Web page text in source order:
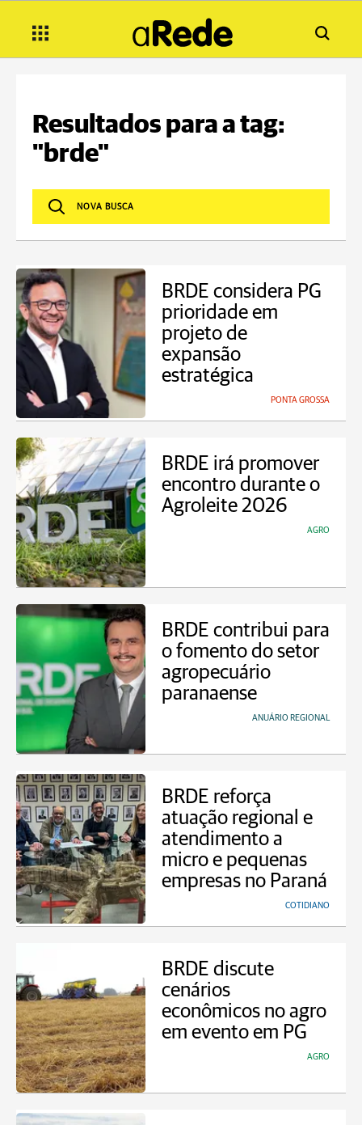
Resultados para a tag:
"brde"
BRDE considera PG
prioridade em
projeto de
expansão
estratégica
PONTA GROSSA
BRDE irá promover
encontro durante o
Agroleite 2026
AGRO
BRDE contribui para
o fomento do setor
agropecuário
paranaense
ANUÁRIO REGIONAL
BRDE reforça
atuação regional e
atendimento a
micro e pequenas
empresas no Paraná
COTIDIANO
BRDE discute
cenários
econômicos no agro
em evento em PG
AGRO